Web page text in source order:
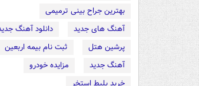
بهترین جراح بینی ترمیمی
آهنگ های جدید
دانلود آهنگ
پرشین هتل
ثبت نام بیمه اربعین
آهنگ جدید
مزایده خودرو